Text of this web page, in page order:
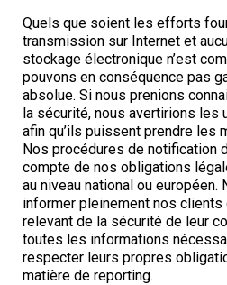
Quels que soient les efforts
transmission sur Internet et
stockage électronique n’est
pouvons en conséquence pas
absolue. Si nous prenions
la sécurité, nous avertirions les
afin qu’ils puissent prendre les
Nos procédures de notification
compte de nos obligations
au niveau national ou européen.
informer pleinement nos
relevant de la sécurité de leur
toutes les informations
respecter leurs propres
matière de reporting.